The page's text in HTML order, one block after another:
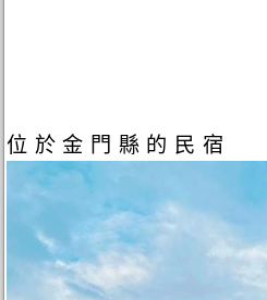
位於金門縣的民宿